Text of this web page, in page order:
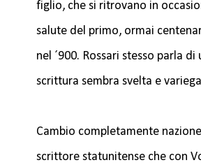
figlio, che si ritrovano in
salute del primo, ormai
nel ´900. Rossari stesso parla di
scrittura sembra svelta e
Cambio completamente
scrittore statunitense che con